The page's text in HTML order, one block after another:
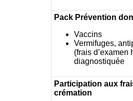
Pack Prévention don
Vaccins
Vermifuges,
(frais d’examen
diagnostiquée
Participation aux
crémation